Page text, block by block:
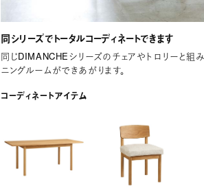
同シリーズでトータルコーディネートできます
同じDIMANCHEシリーズのチェアやトロリーと組
ニングルームができあがります。
コーディネートアイテム